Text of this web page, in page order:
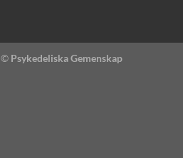
© Psykedeliska Gemenskap